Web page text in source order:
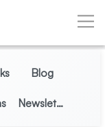
Blog
Newsletter